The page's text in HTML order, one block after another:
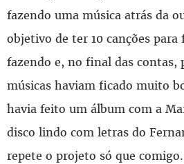
fazendo uma música atrás da
objetivo de ter 10 canções
fazendo e, no final das contas,
músicas haviam ficado muito
havia feito um álbum com a
disco lindo com letras do
repete o projeto só que